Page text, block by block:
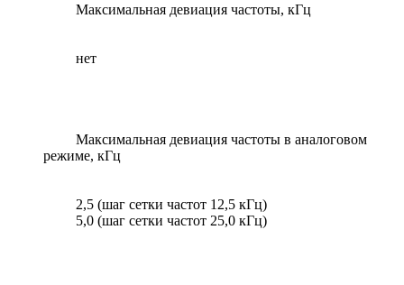
Максимальная девиация частоты, кГц
нет
Максимальная девиация частоты в аналоговом
режиме, кГц
2,5 (шаг сетки частот 12,5 кГц)
5,0 (шаг сетки частот 25,0 кГц)